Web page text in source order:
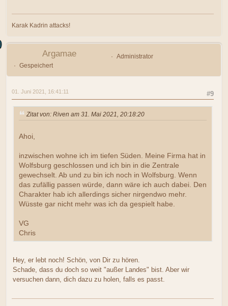
Karak Kadrin attacks!
Argamae
Administrator
Gespeichert
#9
01. Juni 2021, 16:41:11
Zitat von: Riven am 31. Mai 2021, 20:18:20
Ahoi,
inzwischen wohne ich im tiefen Süden. Meine Firma hat in
Wolfsburg geschlossen und ich bin in die Zentrale
gewechselt. Ab und zu bin ich noch in Wolfsburg. Wenn
das zufällig passen würde, dann wäre ich auch dabei. Den
Charakter hab ich allerdings sicher nirgendwo mehr.
Wüsste gar nicht mehr was ich da gespielt habe.
VG
Chris
Hey, er lebt noch! Schön, von Dir zu hören.
Schade, dass du doch so weit "außer Landes" bist. Aber wir
versuchen dann, dich dazu zu holen, falls es passt.